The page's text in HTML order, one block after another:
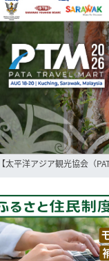
【太平洋アジア観光協会（